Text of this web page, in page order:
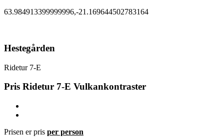
63.984913399999996,-21.169644502783164
Hestegården
Ridetur 7-E
Pris Ridetur 7-E Vulkankontraster
Prisen er pris per person